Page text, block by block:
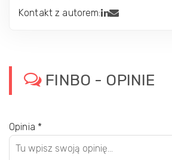
Kontakt z autorem:
FINBO - OPINIE
Opinia *